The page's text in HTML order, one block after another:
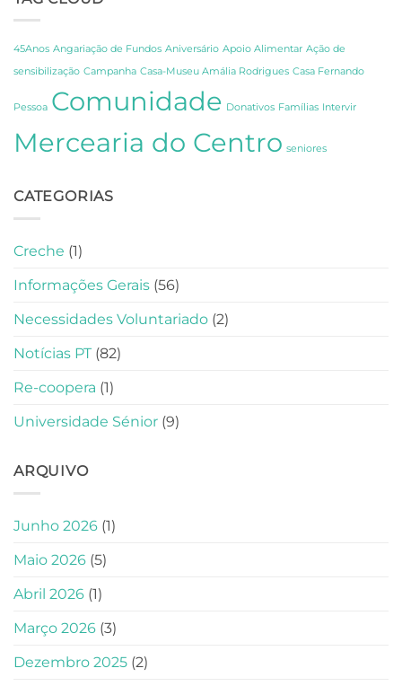
Fernando
em
Lisboa
e
45Anos Angariação de Fundos Aniversário Apoio Alimentar Ação de
sensibilização Campanha Casa-Museu Amália Rodrigues Casa Fernando
Pessoa Comunidade Donativos Famílias Intervir
Mercearia do Centro seniores
CATEGORIAS
Creche (1)
Informações Gerais (56)
Necessidades Voluntariado (2)
Notícias PT (82)
Re-coopera (1)
Universidade Sénior (9)
ARQUIVO
Junho 2026 (1)
Maio 2026 (5)
Abril 2026 (1)
Março 2026 (3)
Dezembro 2025 (2)